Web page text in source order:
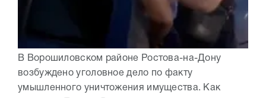
В Ворошиловском районе Ростова-на-Дону
возбуждено уголовное дело по факту
умышленного уничтожения имущества. Как